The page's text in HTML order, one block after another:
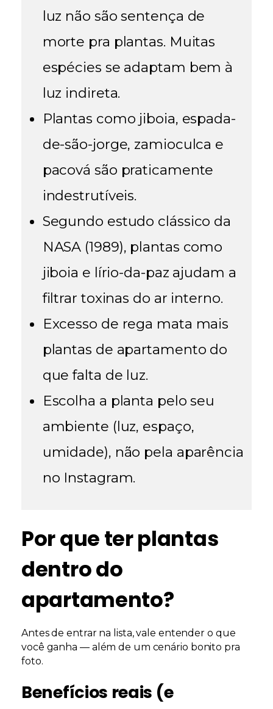
luz não são sentença de
morte pra plantas. Muitas
espécies se adaptam bem à
luz indireta.
Plantas como jiboia, espada-
de-são-jorge, zamioculca e
pacová são praticamente
indestrutíveis.
Segundo estudo clássico da
NASA (1989), plantas como
jiboia e lírio-da-paz ajudam a
filtrar toxinas do ar interno.
Excesso de rega mata mais
plantas de apartamento do
que falta de luz.
Escolha a planta pelo seu
ambiente (luz, espaço,
umidade), não pela aparência
no Instagram.
Por que ter plantas
dentro do
apartamento?
Antes de entrar na lista, vale entender o que
você ganha — além de um cenário bonito pra
foto.
Benefícios reais (e